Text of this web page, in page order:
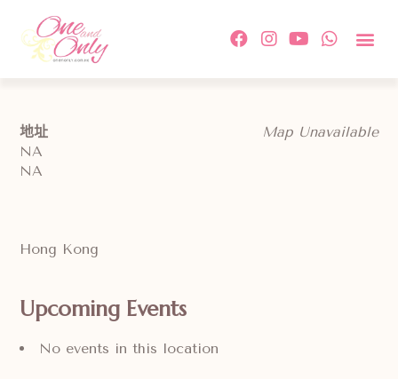
Map Unavailable
地址
NA
NA
Hong Kong
Upcoming Events
No events in this location